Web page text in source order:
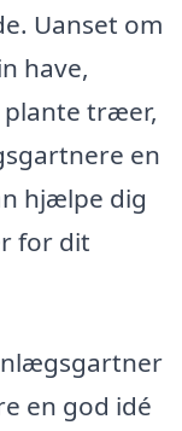
Uanset om
have,
træer,
en
hjælpe dig
for dit
en god idé